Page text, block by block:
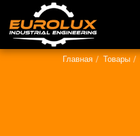
Главная Товары